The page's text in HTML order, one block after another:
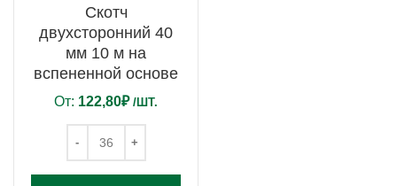
Скотч
двухсторонний 40
мм 10 м на
вспененной основе
От: 122,80₽ /ШТ.